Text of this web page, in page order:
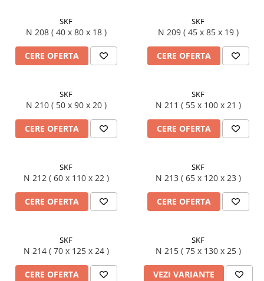
SKF
N 208 ( 40 x 80 x 18 )
CERE OFERTA
SKF
N 209 ( 45 x 85 x 19 )
CERE OFERTA
SKF
N 210 ( 50 x 90 x 20 )
CERE OFERTA
SKF
N 211 ( 55 x 100 x 21 )
CERE OFERTA
SKF
N 212 ( 60 x 110 x 22 )
CERE OFERTA
SKF
N 213 ( 65 x 120 x 23 )
CERE OFERTA
SKF
N 214 ( 70 x 125 x 24 )
CERE OFERTA
SKF
N 215 ( 75 x 130 x 25 )
VEZI VARIANTE